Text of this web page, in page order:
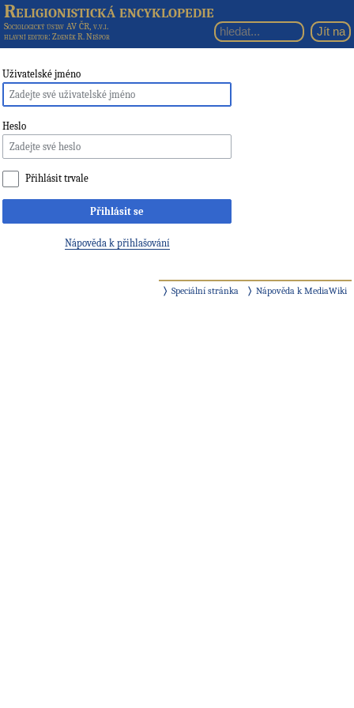
Religionistická encyklopedie
Sociologický ústav AV ČR, v.v.i.
hlavní editor: Zdeněk R. Nešpor
Uživatelské jméno
Heslo
Přihlásit trvale
Přihlásit se
Nápověda k přihlašování
Speciální stránka Nápověda k MediaWiki